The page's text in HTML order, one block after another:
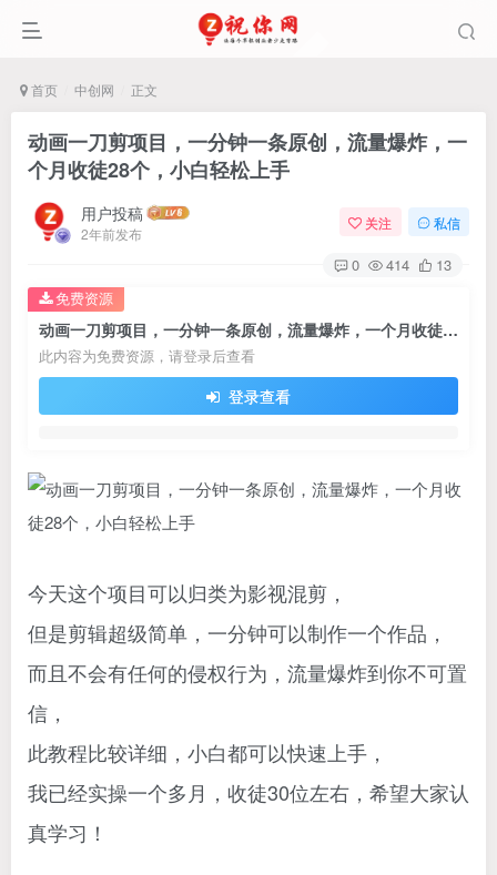
首页 中创网 正文
动画一刀剪项目，一分钟一条原创，流量爆炸，一
个月收徒28个，小白轻松上手
用户投稿
2年前发布
关注 私信
0 414 13
动画一刀剪项目，一分钟一条原创，流量爆炸，一个月收徒28个，小白轻松上手
此内容为免费资源，请登录后查看
登录查看
免费资源
今天这个项目可以归类为影视混剪，
但是剪辑超级简单，一分钟可以制作一个作品，
而且不会有任何的侵权行为，流量爆炸到你不可置
信，
此教程比较详细，小白都可以快速上手，
我已经实操一个多月，收徒30位左右，希望大家认
真学习！